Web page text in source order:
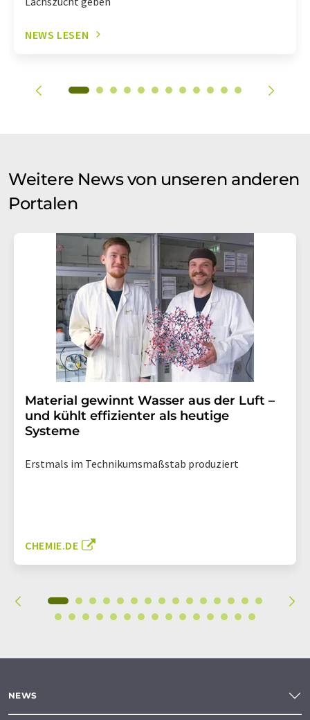
NEWS LESEN
Weitere News von unseren anderen
Portalen
Material gewinnt Wasser aus der Luft –
und kühlt effizienter als heutige
Systeme
Erstmals im Technikumsmaßstab produziert
CHEMIE.DE
NEWS